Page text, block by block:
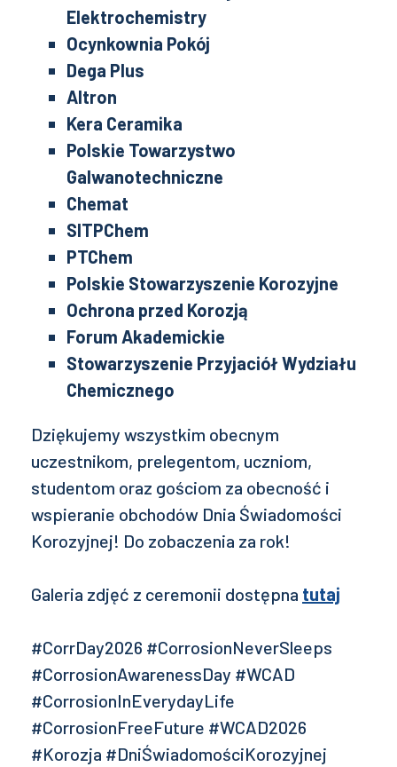
Elektrochemistry
Ocynkownia Pokój
Dega Plus
Altron
Kera Ceramika
Polskie Towarzystwo
Galwanotechniczne
Chemat
SITPChem
PTChem
Polskie Stowarzyszenie Korozyjne
Ochrona przed Korozją
Forum Akademickie
Stowarzyszenie Przyjaciół Wydziału
Chemicznego
Dziękujemy wszystkim obecnym
uczestnikom, prelegentom, uczniom,
studentom oraz gościom za obecność i
wspieranie obchodów Dnia Świadomości
Korozyjnej! Do zobaczenia za rok!
Galeria zdjęć z ceremonii dostępna tutaj
#CorrDay2026 #CorrosionNeverSleeps
#CorrosionAwarenessDay #WCAD
#CorrosionInEverydayLife
#CorrosionFreeFuture #WCAD2026
#Korozja #DniŚwiadomościKorozyjnej